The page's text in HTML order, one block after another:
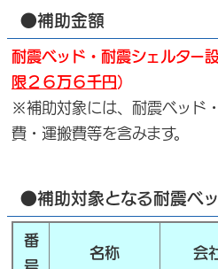
●補助金額
耐震ベッド・耐震シェルター
限２６万６千円）
※補助対象には、耐震ベッド
費・運搬費等を含みます。
●補助対象となる耐震ベ
番
号
名称 会